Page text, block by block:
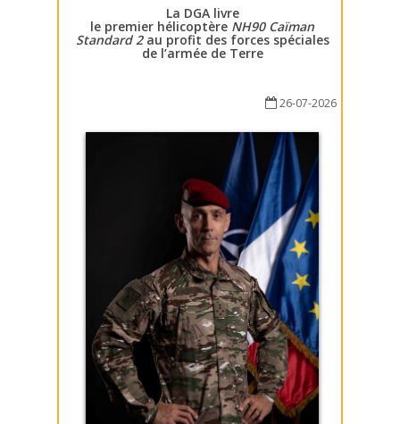
La DGA livre
le premier hélicoptère NH90 Caïman
Standard 2au profit des forces spéciales
de l’armée de Terre
26-07-2026